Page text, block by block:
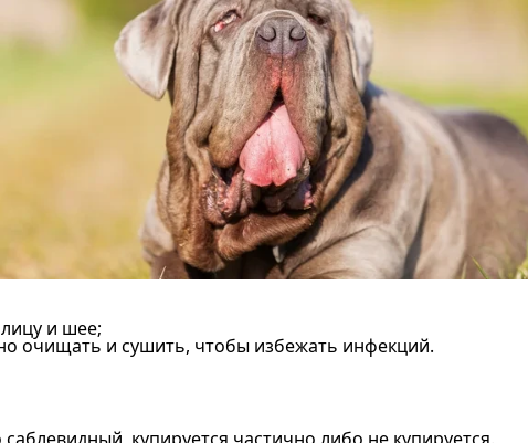
и шее;
очищать и сушить, чтобы избежать инфекций.